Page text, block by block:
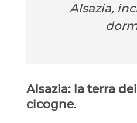
Alsazia,
Alsazia: la terra
cicogne.